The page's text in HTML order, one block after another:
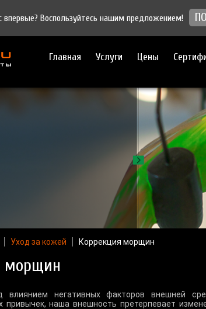
впервые? Воспользуйтесь нашим предложением!
Главная Услуги Цены
Уход за кожей Коррекция морщин
морщин
влиянием негативных факторов внешней
привычек, наша внешность претерпевает